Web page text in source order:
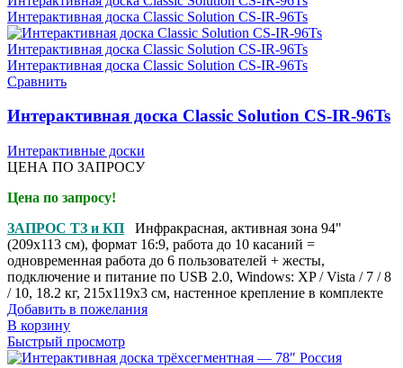
Сравнить
Интерактивная доска Classic Solution CS-IR-96Ts
Интерактивные доски
ЦЕНА ПО ЗАПРОСУ
Цена по запросу!
ЗАПРОС ТЗ и КП Инфракрасная, активная зона 94"
(209x113 см), формат 16:9, работа до 10 касаний =
одновременная работа до 6 пользователей + жесты,
подключение и питание по USB 2.0, Windows: XP / Vista / 7 / 8
/ 10, 18.2 кг, 215x119x3 см, настенное крепление в комплекте
Добавить в пожелания
В корзину
Быстрый просмотр